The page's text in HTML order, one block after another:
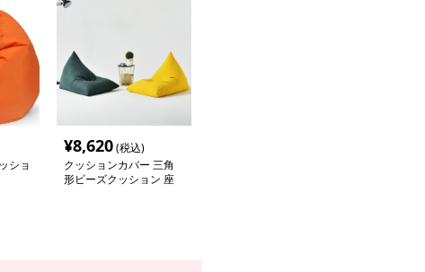
ショ
¥8,620(税込)
クッションカバー 三角
形ビーズクッション 座